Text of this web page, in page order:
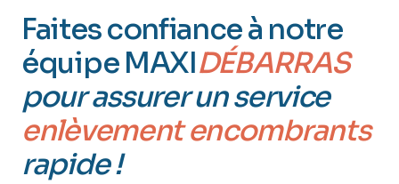
Faites confiance à notre
équipe MAXIDÉBARRAS
pour assurer un service
enlèvement encombrants
rapide !